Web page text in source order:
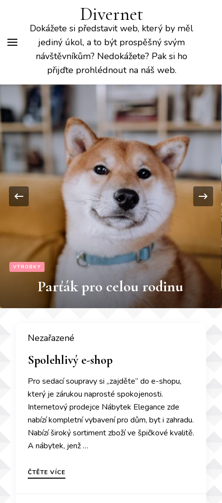
Divernet
Dokážete si představit web, který by měl
jediný úkol, a to být prospěšný svým
návštěvníkům? Nedokážete? Pak si ho
přijďte prohlédnout na náš web.
BUSINESS
Reklamní prospekty pro veletrhy
a výstavy
Nezařazené
Spolehlivý e-shop
Pro sedací soupravy si „zajděte“ do e-shopu,
který je zárukou naprosté spokojenosti.
Internetový prodejce Nábytek Elegance zde
nabízí kompletní vybavení pro dům, byt i zahradu.
Nabízí široký sortiment zboží ve špičkové kvalitě.
A nábytek, jenž …
ČTĚTE VÍCE